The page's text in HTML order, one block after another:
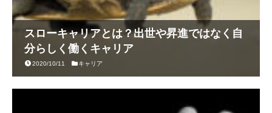
スローキャリアとは？出世や昇進ではなく自
分らしく働くキャリア
2020/10/11 キャリア